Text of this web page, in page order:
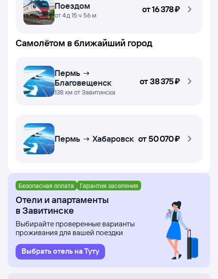
Поездом
от 4 д 15 ч 56 м
от16 ⁠378 ⁠₽
Самолётом в ближайший город
Пермь →
Благовещенск
138 км от Завитинска
от38 ⁠375 ⁠₽
Пермь → Хабаровск от 50 ⁠070 ⁠₽
Безопасная оплата Гарантия заселения
Отели и апартаменты
в Завитинске
Выбирайте проверенные варианты
проживания для вашей поездки
Выбрать отель на Туту